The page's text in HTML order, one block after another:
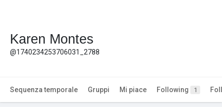
Karen Montes
@1740234253706031_2788
Sequenza temporale Gruppi Mi piace Following 1